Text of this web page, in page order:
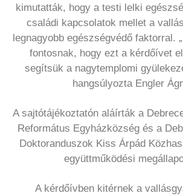
kimutatták, hogy a testi lelki
családi kapcsolatok mellet a
legnagyobb egészségvédő faktorral.
fontosnak, hogy ezt a kérdőívet
segítsük a nagytemplomi
hangsúlyozta Engler
A sajtótájékoztatón aláírták a
Református Egyházközség és a
Doktoranduszok Kiss Árpád
együttműködési
A kérdőívben kitérnek a